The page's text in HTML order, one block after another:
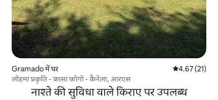
Gramado में घर औसत रेटिंग 5 में
4.67 (21)
लोहमा प्रकृति - कासा फ़ोगो - कैनेला, आरएस
नाश्ते की सुविधा वाले किराए पर उपलब्ध